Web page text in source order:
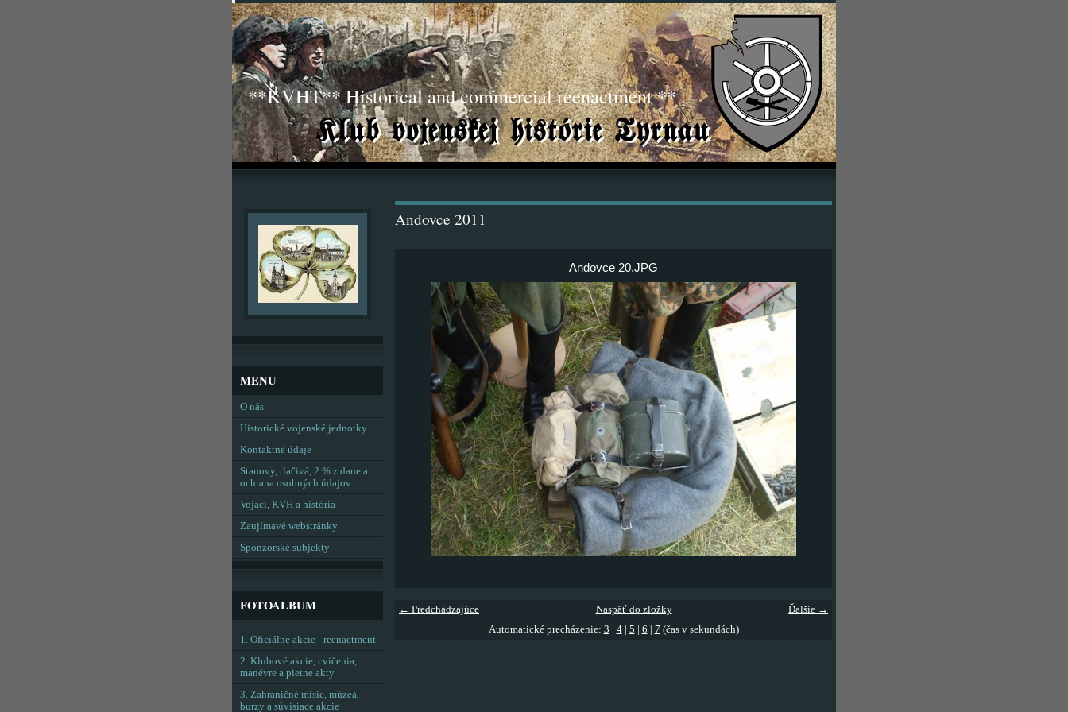
**KVHT** Historical and commercial reenactment **
Andovce 2011
Andovce 20.JPG
← Predchádzajúce Ďalšie →
Naspäť do zložky
Automatické precházenie: 3 4| 5 6 7 (čas v sekundách)
MENU
O nás
Historické vojenské jednotky
Kontaktné údaje
Stanovy, tlačivá, 2 % z dane a
ochrana osobných údajov
Vojaci, KVH a história
Zaujímavé webstránky
Sponzorské subjekty
FOTOALBUM
1. Oficiálne akcie - reenactment
2. Klubové akcie, cvičenia,
manévre a pietne akty
3. Zahraničné misie, múzeá,
burzy a súvisiace akcie